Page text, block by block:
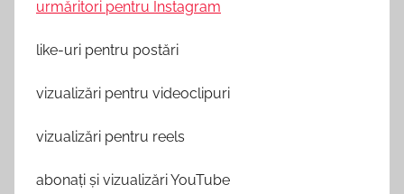
urmăritori pentru Instagram
like-uri pentru postări
vizualizări pentru videoclipuri
vizualizări pentru reels
abonați și vizualizări YouTube